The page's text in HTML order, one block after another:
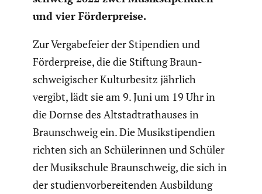
und vier Förder­preise.
Zur Verga­be­feier der Stipen­dien und
Förder­preise, die die Stiftung Braun­
schwei­gi­scher Kultur­be­sitz jährlich
vergibt, lädt sie am 9. Juni um 19 Uhr in
die Dornse des Altstadt­rat­hauses in
Braun­schweig ein. Die Musik­sti­pen­dien
richten sich an Schüle­rinnen und Schüler
der Musik­schule Braun­schweig, die sich in
der studi­en­vor­be­rei­tenden Ausbil­dung